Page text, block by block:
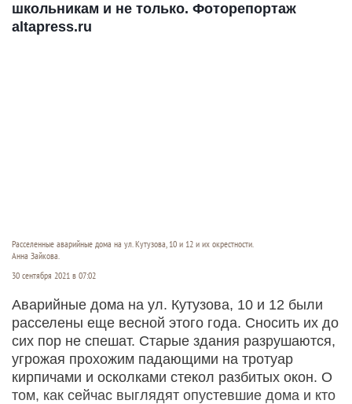
школьникам и не только. Фоторепортаж
altapress.ru
Расселенные аварийные дома на ул. Кутузова, 10 и 12 и их окрестности.
Анна Зайкова.
30 сентября 2021 в 07:02
Аварийные дома на ул. Кутузова, 10 и 12 были
расселены еще весной этого года. Сносить их до
сих пор не спешат. Старые здания разрушаются,
угрожая прохожим падающими на тротуар
кирпичами и осколками стекол разбитых окон. О
том, как сейчас выглядят опустевшие дома и кто